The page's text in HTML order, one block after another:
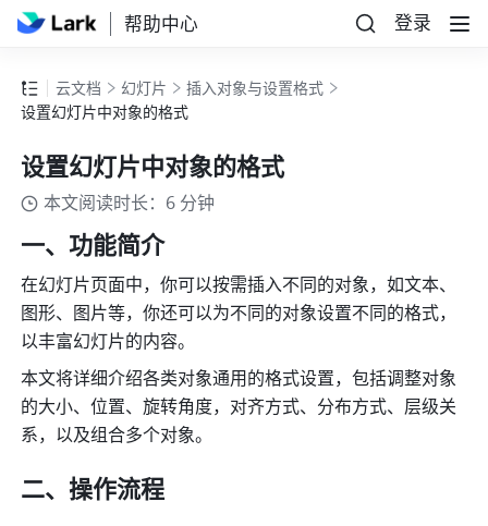
帮助中心 登录
云文档 幻灯片
插入对象与设置格式
设置幻灯片中对象的格式
设置幻灯片中对象的格式
本文阅读时长：6 分钟
一、功能简介
在幻灯片页面中，你可以按需插入不同的对象，如文本、
图形、图片等，你还可以为不同的对象设置不同的格式，
以丰富幻灯片的内容。
本文将详细介绍各类对象通用的格式设置，包括调整对象
的大小、位置、旋转角度，对齐方式、分布方式、层级关
系，以及组合多个对象。
二、操作流程